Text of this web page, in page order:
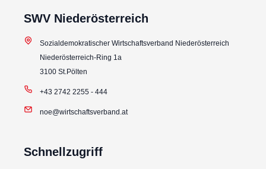
SWV Niederösterreich
Sozialdemokratischer Wirtschaftsverband Niederösterreich
Niederösterreich-Ring 1a
3100 St.Pölten
+43 2742 2255 - 444
noe@wirtschaftsverband.at
Schnellzugriff